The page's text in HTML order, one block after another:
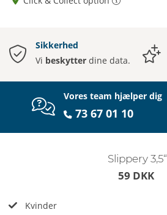
Sikkerhed
Vi beskytter dine data.
Vores team hjælper dig
73 67 01 10
Slippery 3,5“
59 DKK
Kvinder